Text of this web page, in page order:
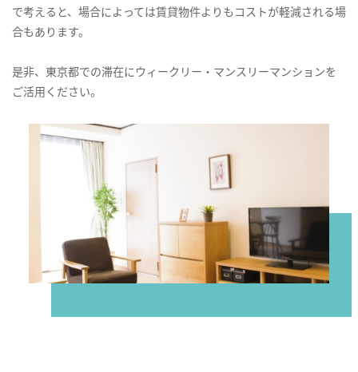
で考えると、場合によっては賃貸物件よりもコストが軽減される場
合もあります。
是非、東京都での滞在にウィークリー・マンスリーマンションを
ご活用ください。